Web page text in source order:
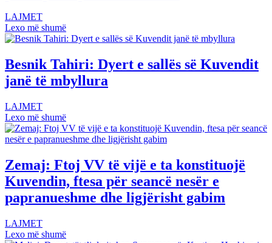
LAJMET
Lexo më shumë
Besnik Tahiri: Dyert e sallës së Kuvendit
janë të mbyllura
LAJMET
Lexo më shumë
Zemaj: Ftoj VV të vijë e ta konstituojë
Kuvendin, ftesa për seancë nesër e
papranueshme dhe ligjërisht gabim
LAJMET
Lexo më shumë